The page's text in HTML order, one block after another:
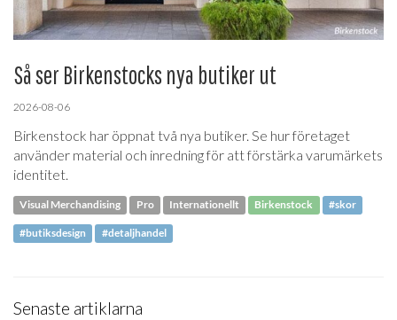
Så ser Birkenstocks nya butiker ut
2026-08-06
Birkenstock har öppnat två nya butiker. Se hur företaget
använder material och inredning för att förstärka varumärkets
identitet.
Visual Merchandising Pro Internationellt Birkenstock #skor
#butiksdesign #detaljhandel
Senaste artiklarna